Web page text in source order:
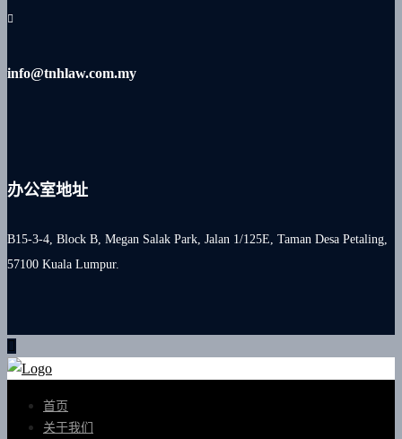
info@tnhlaw.com.my
办公室地址
B15-3-4, Block B, Megan Salak Park, Jalan 1/125E, Taman Desa Petaling,
57100 Kuala Lumpur.
首页
关于我们